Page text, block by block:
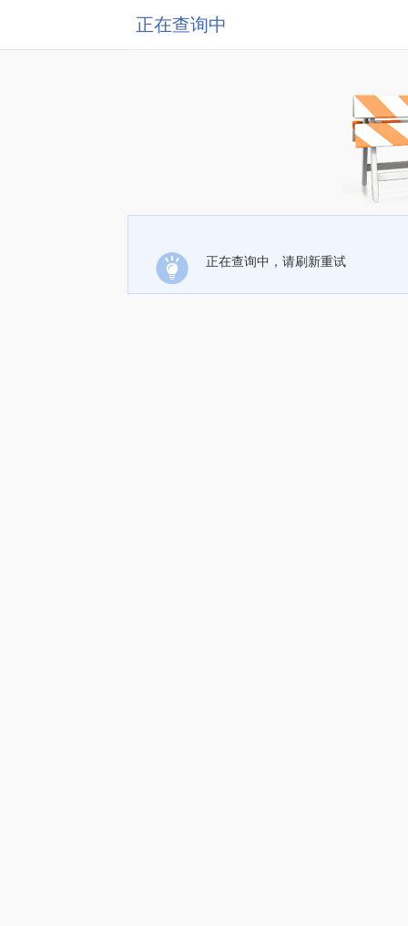
正在查询中
正在查询中，请刷新重试